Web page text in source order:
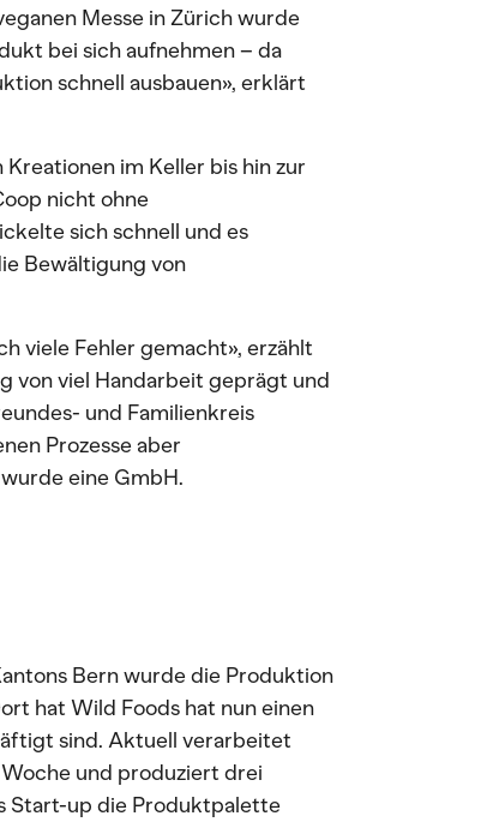
Messe in Zürich wurde
bei sich aufnehmen – da
schnell ausbauen», erklärt
im Keller bis hin zur
nicht ohne
sich schnell und es
Bewältigung von
viele Fehler gemacht», erzählt
von viel Handarbeit geprägt und
und Familienkreis
Prozesse aber
eine GmbH.
Bern wurde die Produktion
hat Wild Foods hat nun einen
sind. Aktuell verarbeitet
und produziert drei
Start-up die Produktpalette